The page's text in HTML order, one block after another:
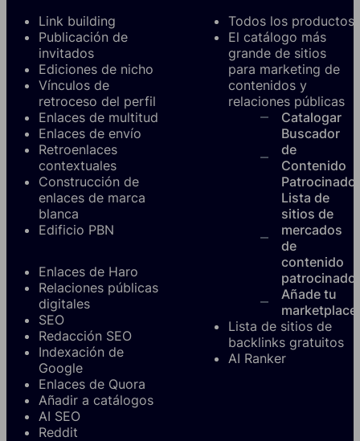
Link building
Publicación de
invitados
Ediciones de nicho
Vínculos de
retroceso del perfil
Enlaces de multitud
Enlaces de envío
Retroenlaces
contextuales
Construcción de
enlaces de marca
blanca
Edificio PBN
Enlaces de Haro
Relaciones públicas
digitales
SEO
Redacción SEO
Indexación de
Google
Enlaces de Quora
Añadir a catálogos
AI SEO
Reddit
Todos los productos
El catálogo más
grande de sitios
para marketing de
contenidos y
relaciones públicas
Catalogar
Buscador
de
Contenido
Patrocinado
Lista de
sitios de
mercados
de
contenido
patrocinado
Añade tu
marketplace
Lista de sitios de
backlinks gratuitos
AI Ranker